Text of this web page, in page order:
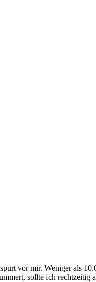
vor mir. Weniger als
sollte ich rechtzeitig